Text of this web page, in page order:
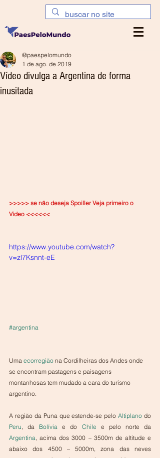
Vídeo divulga a Argentina de forma
inusitada
@paespelomundo
1 de ago. de 2019
>>>>> se não deseja Spoiller Veja primeiro o
Video <<<<<<
https://www.youtube.com/watch?
v=zl7Ksnnt-eE
#argentina
Uma ecorregião na Cordilheiras dos Andes onde
se encontram pastagens e paisagens
montanhosas tem mudado a cara do turismo
argentino.
A região da Puna que estende-se pelo Altiplano
Peru , da Bolívia e do Chile
Argentina , acima dos 3000 – 3500m de altitude e
abaixo dos 4500 – 5000m, zona das neves